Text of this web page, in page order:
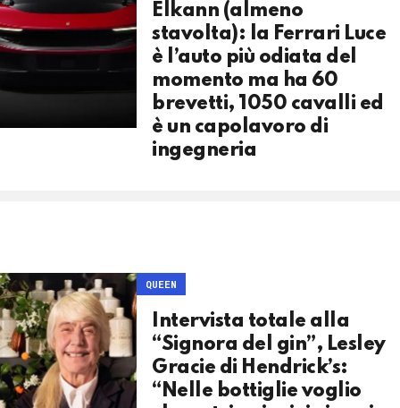
Elkann (almeno
stavolta): la Ferrari Luce
è l’auto più odiata del
momento ma ha 60
brevetti, 1050 cavalli ed
è un capolavoro di
ingegneria
QUEEN
Intervista totale alla
“Signora del gin”, Lesley
Gracie di Hendrick’s:
“Nelle bottiglie voglio